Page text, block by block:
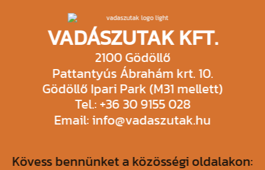
VADÁSZUTAK KFT.
2100 Gödöllő
Pattantyús Ábrahám krt. 10.
Gödöllő Ipari Park (M31 mellett)
Tel.: +36 30 9155 028
Email: info@vadaszutak.hu
Kövess bennünket a közösségi oldalakon: